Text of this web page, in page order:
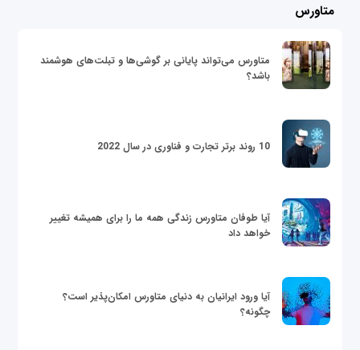
متاورس
متاورس می‌تواند پایانی بر گوشی‌ها و تبلت‌های هوشمند
باشد؟
10 روند برتر تجارت و فناوری در سال 2022
آیا طوفان متاورس زندگی همه ما را برای همیشه تغییر
خواهد داد
آیا ورود ایرانیان به دنیای متاورس امکان‌پذیر است؟
چگونه؟